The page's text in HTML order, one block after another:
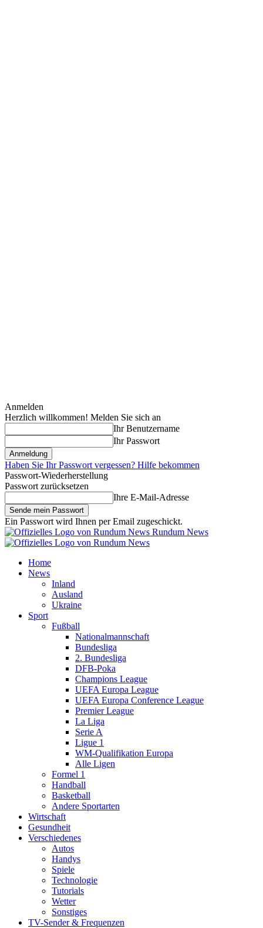
Anmelden
Herzlich willkommen! Melden Sie sich an
Ihr Benutzername
Ihr Passwort
Haben Sie Ihr Passwort vergessen? Hilfe bekommen
Passwort-Wiederherstellung
Passwort zurücksetzen
Ihre E-Mail-Adresse
Ein Passwort wird Ihnen per Email zugeschickt.
Rundum News
Home
News
Inland
Ausland
Ukraine
Sport
Fußball
Nationalmannschaft
Bundesliga
2. Bundesliga
DFB-Poka
Champions League
UEFA Europa League
UEFA Europa Conference League
Premier League
La Liga
Serie A
Ligue 1
WM-Qualifikation Europa
Alle Ligen
Formel 1
Handball
Basketball
Andere Sportarten
Wirtschaft
Gesundheit
Verschiedenes
Autos
Handys
Spiele
Technologie
Tutorials
Wetter
Sonstiges
TV-Sender & Frequenzen